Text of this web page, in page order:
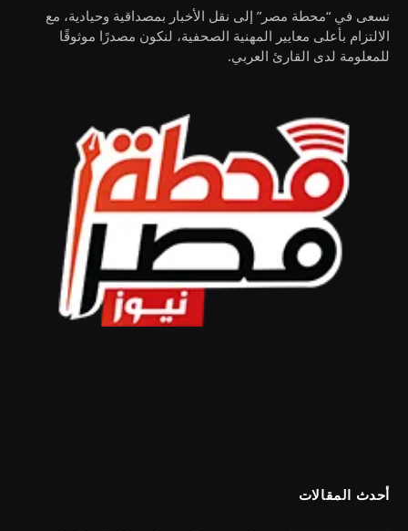
نسعى في “محطة مصر” إلى نقل الأخبار بمصداقية وحيادية، مع
الالتزام بأعلى معايير المهنية الصحفية، لنكون مصدرًا موثوقًا
للمعلومة لدى القارئ العربي.
أحدث المقالات